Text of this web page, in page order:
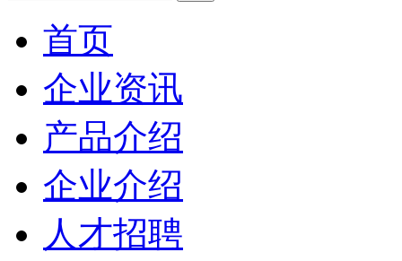
首页
企业资讯
产品介绍
企业介绍
人才招聘